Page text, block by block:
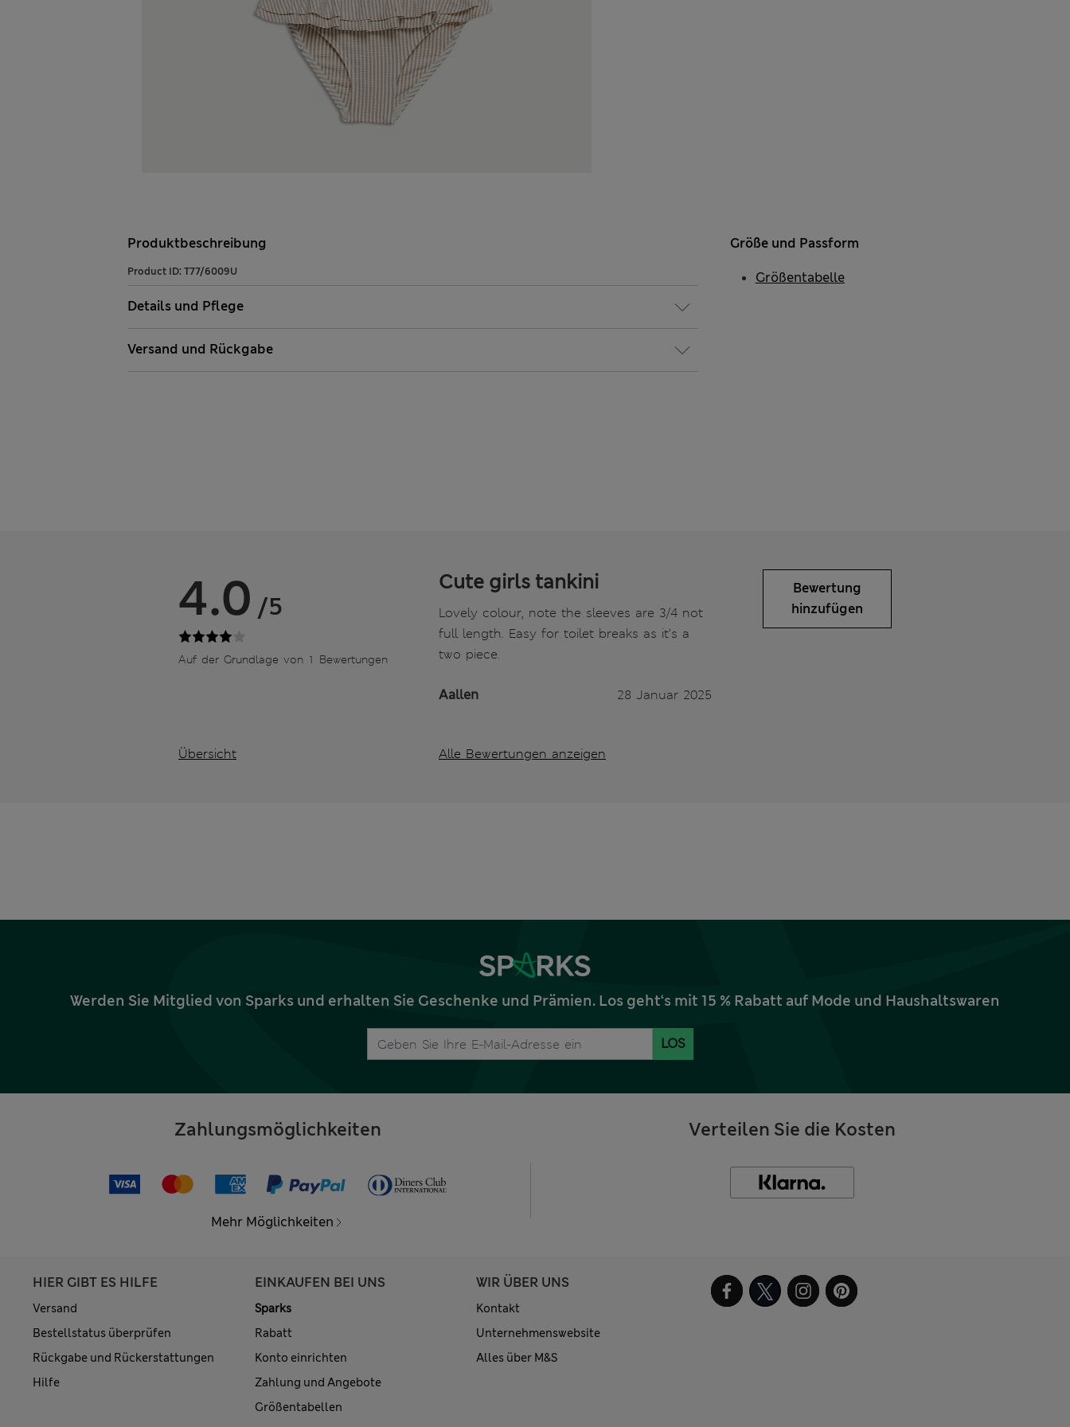
Produktbeschreibung
Product ID: T77/6009U
Details und Pflege
Versand und Rückgabe
Größe und Passform
Größentabelle
4.0 /5
Auf der Grundlage von 1 Bewertungen
Übersicht
Cute girls tankini
Lovely colour, note the sleeves are 3/4 not
full length. Easy for toilet breaks as it’s a
two piece.
Aallen 28 Januar 2025
Alle Bewertungen anzeigen
Bewertung
hinzufügen
Werden Sie Mitglied von Sparks und erhalten Sie Geschenke und Prämien. Los geht‘s mit 15 % Rabatt auf Mode und Haushaltswaren
LOS
Zahlungsmöglichkeiten
Mehr Möglichkeiten
Verteilen Sie die Kosten
HIER GIBT ES HILFE
Versand
Bestellstatus überprüfen
Rückgabe und Rückerstattungen
Hilfe
EINKAUFEN BEI UNS
Sparks
Rabatt
Konto einrichten
Zahlung und Angebote
Größentabellen
WIR ÜBER UNS
Kontakt
Unternehmenswebsite
Alles über M&S